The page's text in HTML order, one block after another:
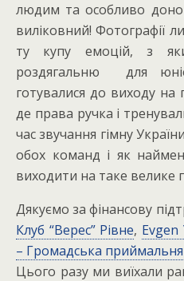
людим та особливо
виліковний! Фотографії
ту купу емоцій, з
роздягальню для
готувалися до виходу на
де права ручка і
час звучання гімну
обох команд і як
виходити на таке велике
Дякуємо за фінансову
Клуб “Верес” Рівне, Evgen
– Громадська приймальня
Цього разу ми виїхали